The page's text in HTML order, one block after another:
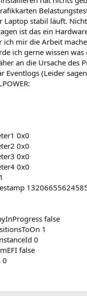
Laptop stabil läuft.
ist das ein
ich mir die Arbeit
ich gerne wissen
an die Ursache des
Eventlogs (Leider
0x0
0x0
0x0
0x0
false
1
0
false
0